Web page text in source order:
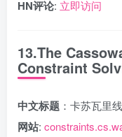
HN评论: 立即访问
13.The
Constraint
中文标题 ：卡苏瓦里
网站: